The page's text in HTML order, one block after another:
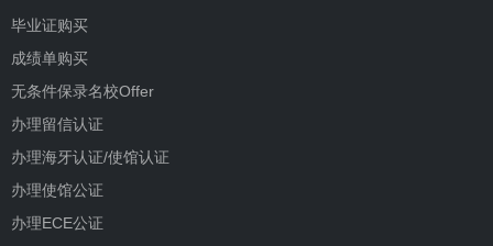
毕业证购买
成绩单购买
无条件保录名校Offer
办理留信认证
办理海牙认证/使馆认证
办理使馆公证
办理ECE公证